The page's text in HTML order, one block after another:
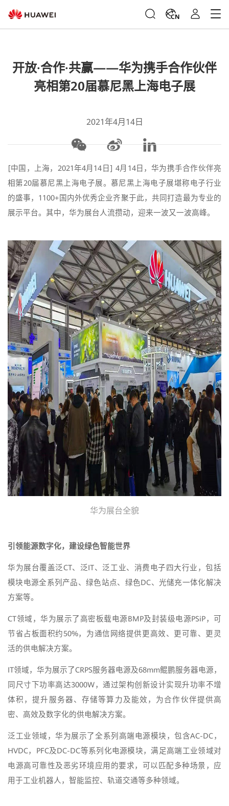
CN
开放·合作·共赢——华为携手合作伙伴
亮相第20届慕尼黑上海电子展
2021年4月14日
[中国，上海，2021年4月14日] 4月14日，华为携手合作伙伴亮
相第20届慕尼黑上海电子展。慕尼黑上海电子展堪称电子行业
的盛事，1100+国内外优秀企业齐聚于此，共同打造最为专业的
展示平台。其中，华为展台人流攒动，迎来一波又一波高峰。
华为展台全貌
引领能源数字化，建设绿色智能世界
华为展台覆盖泛CT、泛IT、泛工业、消费电子四大行业，包括
模块电源全系列产品、绿色站点、绿色DC、光储充一体化解决
方案等。
CT领域，华为展示了高密板载电源BMP及封装级电源PSiP，可
节省占板面积约50%，为通信网络提供更高效、更可靠、更灵
活的供电解决方案。
IT领域，华为展示了CRPS服务器电源及68mm鲲鹏服务器电源，
同尺寸下功率高达3000W，通过架构创新设计实现升功率不增
体积，提升服务器、存储等算力及能效，为合作伙伴提供高
密、高效及数字化的供电解决方案。
泛工业领域，华为展示了全系列高端电源模块，包含AC-DC，
HVDC，PFC及DC-DC等系列化电源模块，满足高端工业领域对
电源高可靠性及恶劣环境应用的要求，可以匹配多种场景，应
用于工业机器人，智能监控、轨道交通等多种领域。